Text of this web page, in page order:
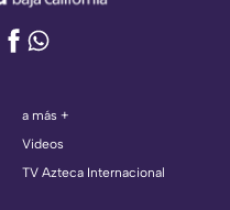
a más +
Videos
TV Azteca Internacional